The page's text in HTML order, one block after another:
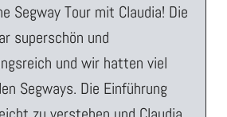
Segway Tour mit Claudia! Die
superschön und
und wir hatten viel
Segways. Die Einführung